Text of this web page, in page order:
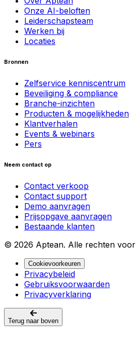
Onze AI-beloften
Leiderschapsteam
Werken bij
Locaties
Bronnen
Zelfservice kenniscentrum
Beveiliging & compliance
Branche-inzichten
Producten & mogelijkheden
Klantverhalen
Events & webinars
Pers
Neem contact op
Contact verkoop
Contact support
Demo aanvragen
Prijsopgave aanvragen
Bestaande klanten
© 2026 Aptean. Alle rechten
Cookievoorkeuren
Privacybeleid
Gebruiksvoorwaarden
Privacyverklaring
Terug naar boven